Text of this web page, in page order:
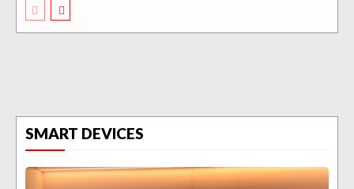
SMART DEVICES